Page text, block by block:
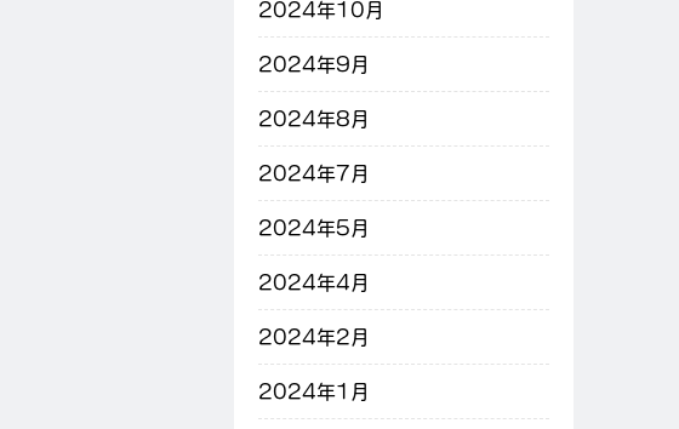
2024年10月
2024年9月
2024年8月
2024年7月
2024年5月
2024年4月
2024年2月
2024年1月